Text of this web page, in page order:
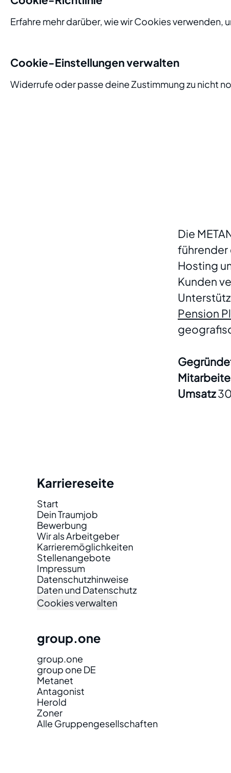
Erfahre mehr darüber, wie wir Cookies verwenden,
Cookie-Einstellungen verwalten
Widerrufe oder passe deine Zustimmung zu nicht
Die
führender
Hosting
Kunden
Pension
Umsatz
Karriereseite
Start
Dein Traumjob
Bewerbung
Wir als Arbeitgeber
Karrieremöglichkeiten
Stellenangebote
Impressum
Datenschutzhinweise
Daten und Datenschutz
Cookies verwalten
group.one
group.one
group one DE
Metanet
Antagonist
Herold
Zoner
Alle Gruppengesellschaften